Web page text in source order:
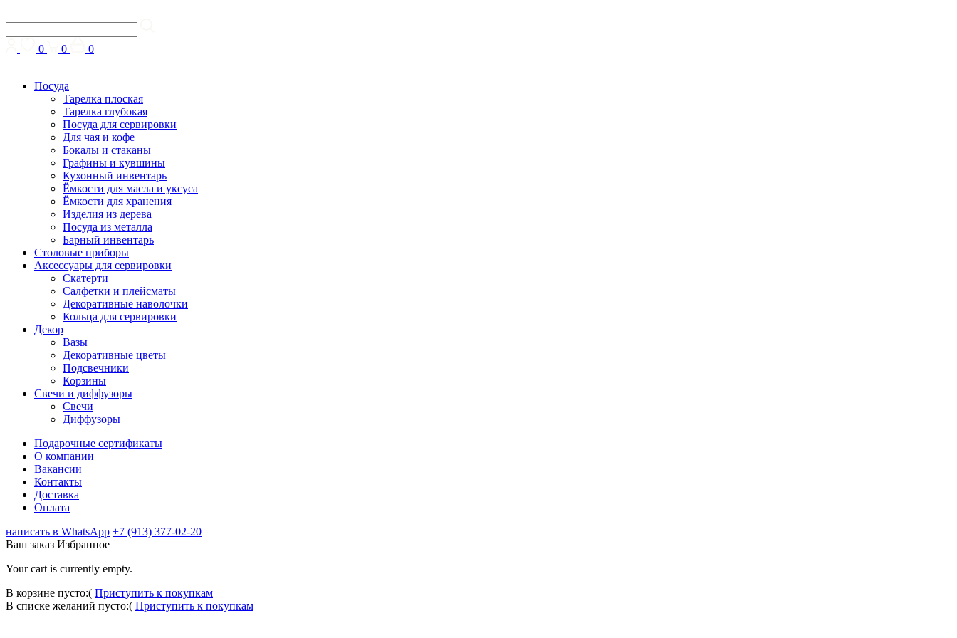
0 0 0
Посуда
Тарелка плоская
Тарелка глубокая
Посуда для сервировки
Для чая и кофе
Бокалы и стаканы
Графины и кувшины
Кухонный инвентарь
Ёмкости для масла и уксуса
Ёмкости для хранения
Изделия из дерева
Посуда из металла
Барный инвентарь
Столовые приборы
Аксессуары для сервировки
Скатерти
Cалфетки и плейсматы
Декоративные наволочки
Кольца для сервировки
Декор
Вазы
Декоративные цветы
Подсвечники
Корзины
Свечи и диффузоры
Свечи
Диффузоры
Подарочные сертификаты
О компании
Вакансии
Контакты
Доставка
Оплата
написать в WhatsApp +7 (913) 377-02-20
Ваш заказ Избранное
Your cart is currently empty.
В корзине пусто:( Приступить к покупкам
В списке желаний пусто:( Приступить к покупкам